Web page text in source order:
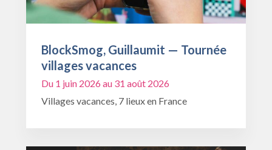
BlockSmog, Guillaumit — Tournée
villages vacances
Du 1 juin 2026 au 31 août 2026
Villages vacances, 7 lieux en France